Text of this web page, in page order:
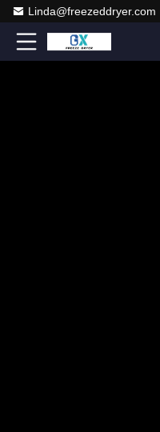
Linda@freezeddryer.com